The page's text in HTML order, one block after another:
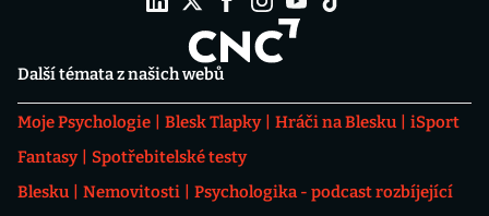
Další témata z našich webů
Moje Psychologie Blesk Tlapky Hráči na Blesku
iSport
Fantasy
Spotřebitelské testy
Blesku
Nemovitosti
Psychologika - podcast rozbíjející